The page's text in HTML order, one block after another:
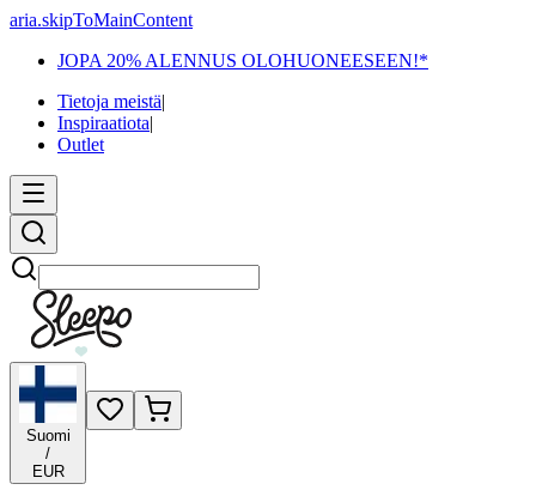
aria.skipToMainContent
JOPA 20% ALENNUS OLOHUONEESEEN!*
Tietoja meistä|
Inspiraatiota|
Outlet
Etsi
Suomi
/
EUR